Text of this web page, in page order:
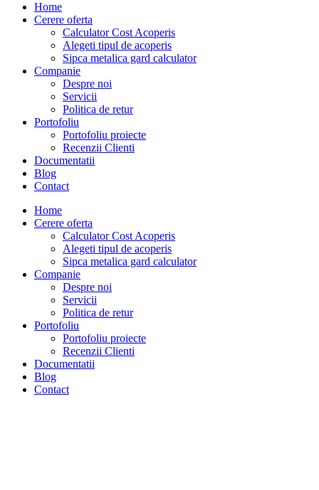
Home
Cerere oferta
Calculator Cost Acoperis
Alegeti tipul de acoperis
Sipca metalica gard calculator
Companie
Despre noi
Servicii
Politica de retur
Portofoliu
Portofoliu proiecte
Recenzii Clienti
Documentatii
Blog
Contact
Home
Cerere oferta
Calculator Cost Acoperis
Alegeti tipul de acoperis
Sipca metalica gard calculator
Companie
Despre noi
Servicii
Politica de retur
Portofoliu
Portofoliu proiecte
Recenzii Clienti
Documentatii
Blog
Contact